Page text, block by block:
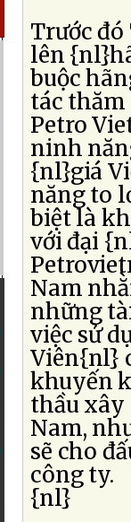
Trước
lên
buộc
tác
Petro
ninh
{nl}giá
năng to
biệt là
với đại
Nam
những
việc sử
Viên{nl}
khuyến
thầu xây
Nam,
sẽ cho
công ty.
{nl}